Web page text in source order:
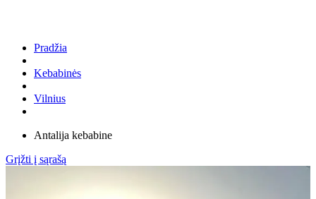
Pradžia
Kebabinės
Vilnius
Antalija kebabine
Grįžti į sąrašą